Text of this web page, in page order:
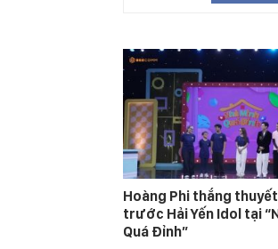
Hoàng Phi thắng
trước Hải Yến Idol tại
Quá Đỉnh”